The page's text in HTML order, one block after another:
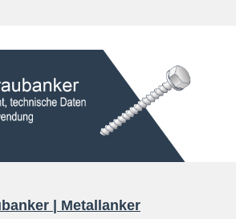
| Metallanker